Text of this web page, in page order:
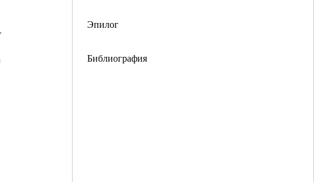
Эпилог
Библиография